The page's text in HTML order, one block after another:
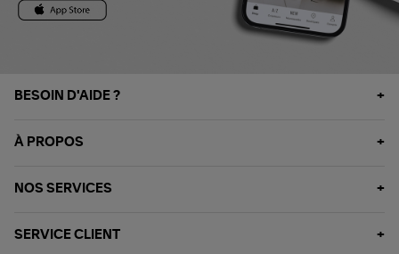
BESOIN D'AIDE ?
À PROPOS
NOS SERVICES
SERVICE CLIENT